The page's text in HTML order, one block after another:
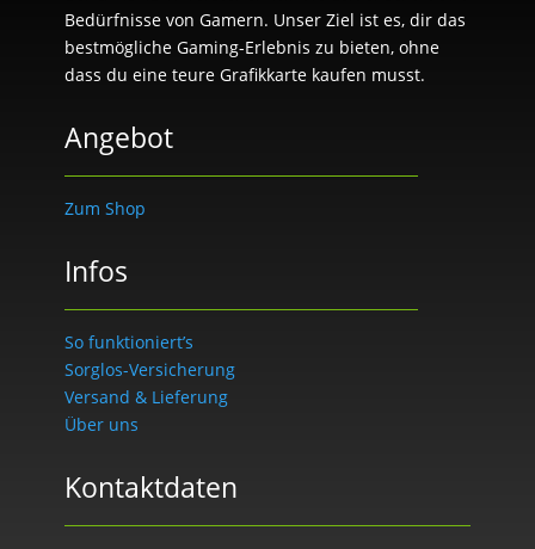
Bedürfnisse von Gamern. Unser Ziel ist es, dir das
bestmögliche Gaming-Erlebnis zu bieten, ohne
dass du eine teure Grafikkarte kaufen musst.
Angebot
Zum Shop
Infos
So funktioniert’s
Sorglos-Versicherung
Versand & Lieferung
Über uns
Kontaktdaten